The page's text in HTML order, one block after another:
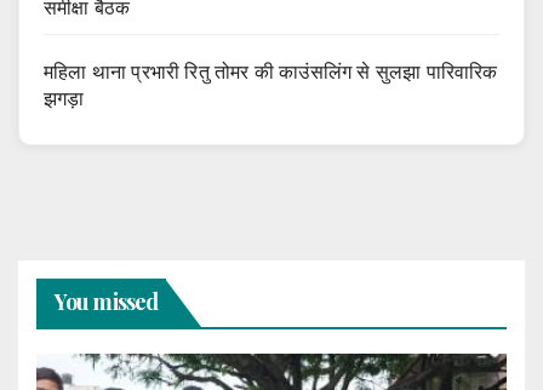
समीक्षा बैठक
महिला थाना प्रभारी रितु तोमर की काउंसलिंग से सुलझा पारिवारिक
झगड़ा
You missed